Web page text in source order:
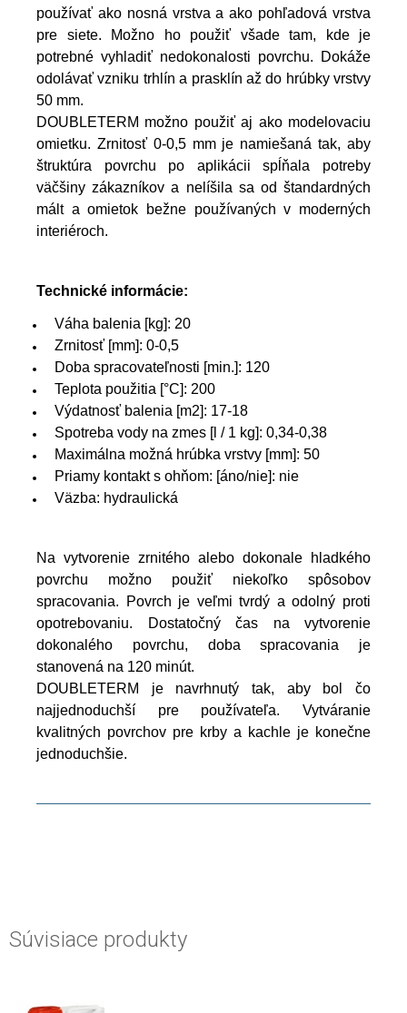
používať ako nosná vrstva a ako pohľadová vrstva
pre siete. Možno ho použiť všade tam, kde je
potrebné vyhladiť nedokonalosti povrchu. Dokáže
odolávať vzniku trhlín a prasklín až do hrúbky vrstvy
50 mm.
DOUBLETERM možno použiť aj ako modelovaciu
omietku. Zrnitosť 0-0,5 mm je namiešaná tak, aby
štruktúra povrchu po aplikácii spĺňala potreby
väčšiny zákazníkov a nelíšila sa od štandardných
mált a omietok bežne používaných v moderných
interiéroch.
Technické informácie:
Váha balenia [kg]: 20
Zrnitosť [mm]: 0-0,5
Doba spracovateľnosti [min.]: 120
Teplota použitia [°C]: 200
Výdatnosť balenia [m2]: 17-18
Spotreba vody na zmes [l / 1 kg]: 0,34-0,38
Maximálna možná hrúbka vrstvy [mm]: 50
Priamy kontakt s ohňom: [áno/nie]: nie
Väzba: hydraulická
Na vytvorenie zrnitého alebo dokonale hladkého
povrchu možno použiť niekoľko spôsobov
spracovania. Povrch je veľmi tvrdý a odolný proti
opotrebovaniu. Dostatočný čas na vytvorenie
dokonalého povrchu, doba spracovania je
stanovená na 120 minút.
DOUBLETERM je navrhnutý tak, aby bol čo
najjednoduchší pre používateľa. Vytváranie
kvalitných povrchov pre krby a kachle je konečne
jednoduchšie.
Súvisiace produkty